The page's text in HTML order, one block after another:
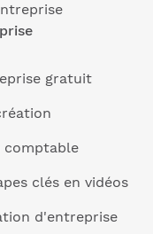
gratuit
comptable
clés en vidéos
d'entreprise